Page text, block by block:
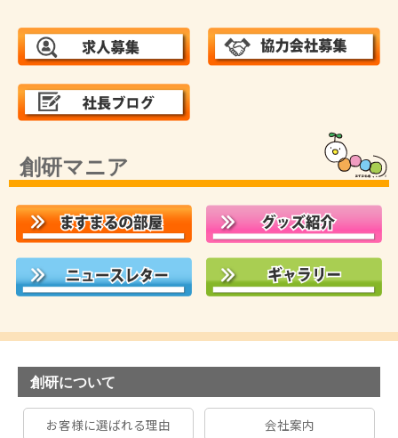
創研マニア
創研について
お客様に選ばれる理由 会社案内